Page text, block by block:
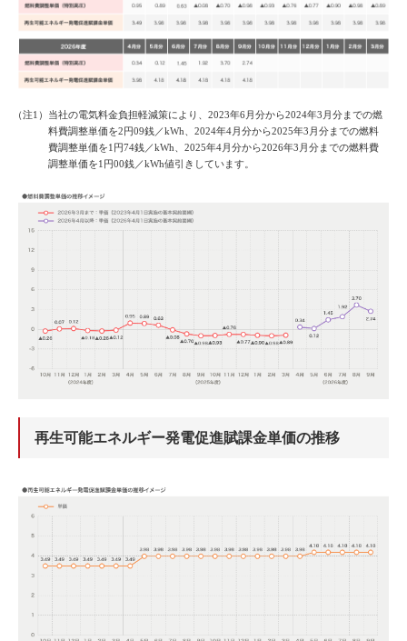
（注1）当社の電気料金負担軽減策により、2023年6月分から2024年3月分までの燃
料費調整単価を2円09銭／kWh、2024年4月分から2025年3月分までの燃料
費調整単価を1円74銭／kWh、2025年4月分から2026年3月分までの燃料費
調整単価を1円00銭／kWh値引きしています。
再生可能エネルギー発電促進賦課金単価の推移